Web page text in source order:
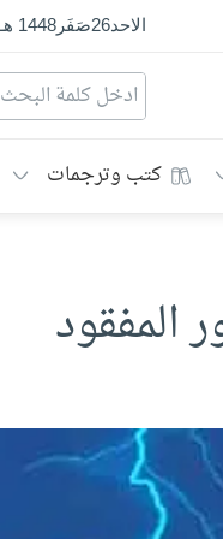
الاحد26صَفَر1448 هـ
كتب وترجمات
المفقود